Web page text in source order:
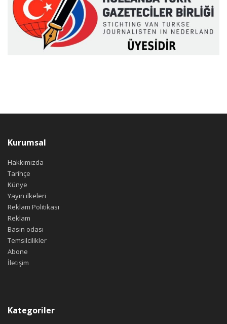
Kurumsal
Hakkımızda
Tarihçe
Künye
Yayın ilkeleri
Reklam Politikası
Reklam
Basın odası
Temsilcilikler
Abone
İletişim
Kategoriler